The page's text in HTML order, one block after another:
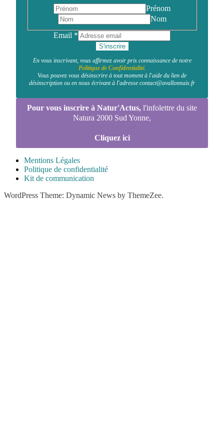
Prénom
Nom
Email *
S'inscrire
En vous inscrivant, vous affirmez avoir pris connaissance de notre
Politique de Confidentialité.
Vous pouvez vous désinscrire à tout moment à l'aide du lien de
désinscription ou en nous écrivant à l'adresse contact@avallonnais.fr
Pour vous inscrire à Natur'Actus, l'infolettre du site
Natura 2000 Sud Yonne,
Cliquez ici
Mentions Légales
Politique de confidentialité
Kit de communication
WordPress Theme: Dynamic News by ThemeZee.